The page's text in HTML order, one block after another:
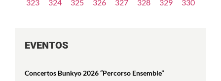
323 324 325 326 327 328 329 330
EVENTOS
Concertos Bunkyo 2026 “Percorso Ensemble”